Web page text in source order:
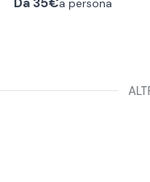
breve introduzione
tracciato nel bosco
a persona